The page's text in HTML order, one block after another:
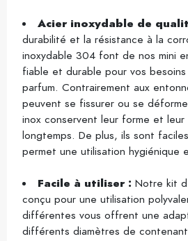
Acier inoxydable de
durabilité et la résistance à la
inoxydable 304 font de nos mini
fiable et durable pour vos
parfum. Contrairement aux
peuvent se fissurer ou se
inox conservent leur forme et
longtemps. De plus, ils sont
permet une utilisation hygiénique
Facile à utiliser : Notre kit
conçu pour une utilisation
différentes vous offrent une
différents diamètres de